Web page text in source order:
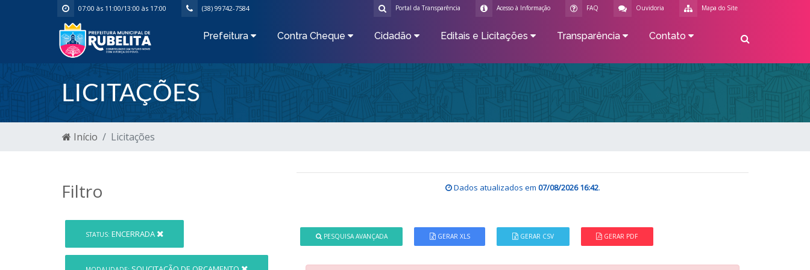
07:00 às 11:00/13:00 às 17:00 (38) 99742-7584 Mapa do Site
Ouvidoria
FAQ
Acesso à Informação
Portal da Transparência
Prefeitura Contra Cheque Cidadão Editais e Licitações Transparência Contato
LICITAÇÕES
Início Licitações
Filtro
STATUS: ENCERRADA
Dados atualizados em 07/08/2026 16:42.
PESQUISA AVANÇADA GERAR XLS GERAR CSV GERAR PDF